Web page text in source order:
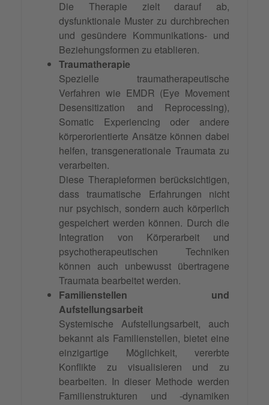
Die Therapie zielt darauf ab,
dysfunktionale Muster zu durchbrechen
und gesündere Kommunikations- und
Beziehungsformen zu etablieren.
Traumatherapie
Spezielle traumatherapeutische
Verfahren wie EMDR (Eye Movement
Desensitization and Reprocessing),
Somatic Experiencing oder andere
körperorientierte Ansätze können dabei
helfen, transgenerationale Traumata zu
verarbeiten.
Diese Therapieformen berücksichtigen,
dass traumatische Erfahrungen nicht
nur psychisch, sondern auch körperlich
gespeichert werden können. Durch die
Integration von Körperarbeit und
psychotherapeutischen Techniken
können auch unbewusst übertragene
Traumata bearbeitet werden.
Familienstellen und
Aufstellungsarbeit
Systemische Aufstellungsarbeit, auch
bekannt als Familienstellen, bietet eine
einzigartige Möglichkeit, vererbte
Konflikte zu visualisieren und zu
bearbeiten. In dieser Methode werden
Familienstrukturen und -dynamiken